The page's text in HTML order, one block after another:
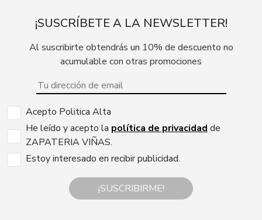
¡SUSCRÍBETE A LA NEWSLETTER!
Al suscribirte obtendrás un 10% de descuento no
acumulable con otras promociones
Acepto Politica Alta
He leído y acepto la política de privacidad de
ZAPATERIA VIÑAS.
Estoy interesado en recibir publicidad.
¡SUSCRIBIRME!